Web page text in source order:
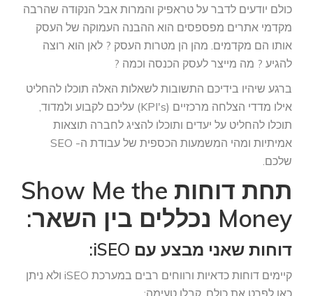
כולם יודעים לדבר על טראפיק והמרות אבל הנקודה שהרבה
מקדמי אתרים מפספסים הוא ההבנה העמוקה של העסק
אותו הם מקדמים. מהן הן מטרות העסק ? לאן הוא רוצה
להגיע ? מה מייצר לעסק הכנסה וכמה ?
ברגע שיהיו בידיכם התשובות לשאלות האלה תוכלו להחליט
אילו מדדי הצלחה מרכזיים (KPI's) עליכם לקבוע ולמדוד,
תוכלו להחליט על יעדים ותוכלו להציג לחברה תוצאות
אמיתיות ומהי המשמעות הכספית של עבודת ה- SEO
שלכם.
תחת דוחות Show Me the
Money נכללים בין השאר:
דוחות שאני מבצע עם iSEO:
קיימים דוחות כדאיות ורווחים רבים במערכת iSEO ולא ניתן
כאן לפרט את כולם, קבלו טעימה: